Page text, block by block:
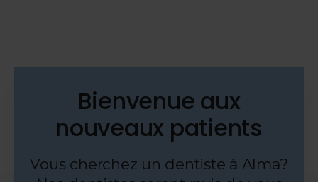
Bienvenue aux
nouveaux patients
Vous cherchez un dentiste à Alma?